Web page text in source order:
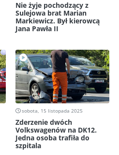
Nie żyje pochodzący z
Sulejowa brat Marian
Markiewicz. Był kierowcą
Jana Pawła II
sobota, 15 listopada 2025
Zderzenie dwóch
Volkswagenów na DK12.
Jedna osoba trafiła do
szpitala